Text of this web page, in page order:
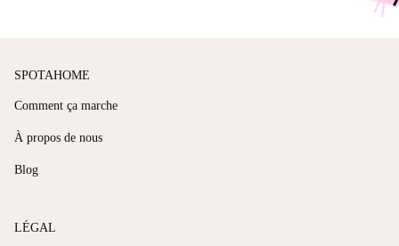
SPOTAHOME
Comment ça marche
À propos de nous
Blog
LÉGAL